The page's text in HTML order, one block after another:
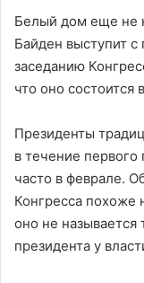
Белый дом еще не
Байден выступит
заседанию
что оно состоится
Президенты
в течение первого
часто в феврале.
Конгресса похоже
оно не называется
президента у